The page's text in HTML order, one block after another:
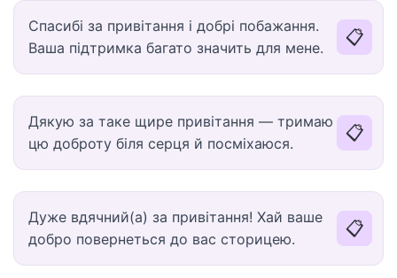
Спасибі за привітання і добрі побажання.
Ваша підтримка багато значить для мене.
📋
Дякую за таке щире привітання — тримаю
цю доброту біля серця й посміхаюся.
📋
Дуже вдячний(а) за привітання! Хай ваше
добро повернеться до вас сторицею.
📋